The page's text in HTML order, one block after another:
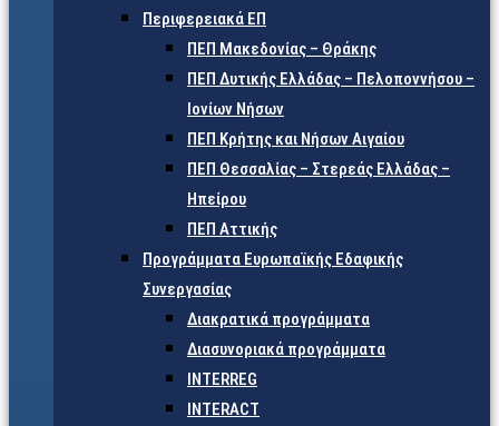
Περιφερειακά ΕΠ
ΠΕΠ Μακεδονίας – Θράκης
ΠΕΠ Δυτικής Ελλάδας – Πελοποννήσου –
Ιονίων Νήσων
ΠΕΠ Κρήτης και Νήσων Αιγαίου
ΠΕΠ Θεσσαλίας – Στερεάς Ελλάδας –
Ηπείρου
ΠΕΠ Αττικής
Προγράμματα Ευρωπαϊκής Εδαφικής
Συνεργασίας
Διακρατικά προγράμματα
Διασυνοριακά προγράμματα
INTERREG
INTERACT